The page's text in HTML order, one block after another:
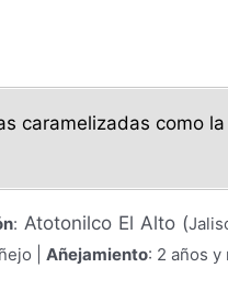
caramelizadas como
: Atotonilco El Alto (
| Añejamiento: 2 años y